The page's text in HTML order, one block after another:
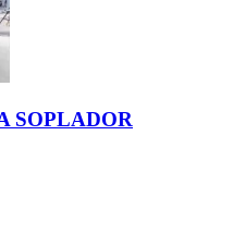
SOPLADOR